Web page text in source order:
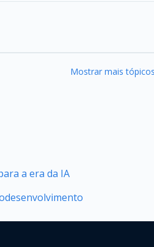
Mostrar mais tópicos
a era da IA